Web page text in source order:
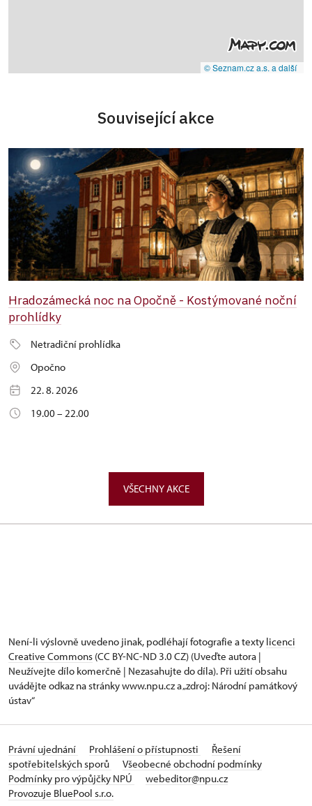
© Seznam.cz a.s. a další
Související akce
Hradozámecká noc na Opočně - Kostýmované noční
prohlídky
Netradiční prohlídka
Opočno
22. 8. 2026
19.00 – 22.00
VŠECHNY AKCE
Není-li výslovně uvedeno jinak, podléhají fotografie a texty licenci
Creative Commons (CC BY-NC-ND 3.0 CZ) (Uveďte autora |
Neužívejte dílo komerčně | Nezasahujte do díla). Při užití obsahu
uvádějte odkaz na stránky www.npu.cz a „zdroj: Národní památkový
ústav“
Právní ujednání Prohlášení o přístupnosti
Řešení
spotřebitelských sporů
Všeobecné obchodní podmínky
Podmínky pro výpůjčky NPÚ
webeditor@npu.cz
Provozuje BluePool s.r.o.